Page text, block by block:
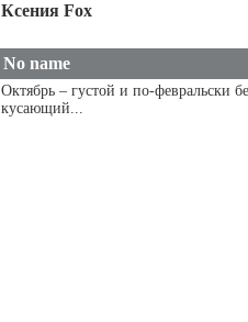
Ксения Fox
No name
Октябрь – густой и по-февральски
кусающий...